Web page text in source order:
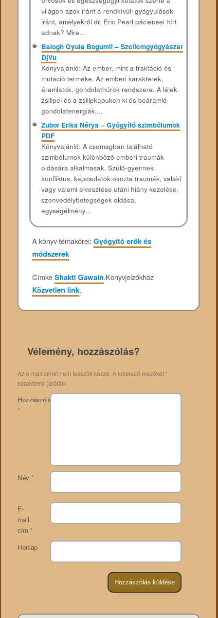
világon azok iránt a rendkívüli gyógyulások
iránt, amelyekről dr. Eric Pearl páciensei hírt
adnak? Mire...
Balogh Gyula Bogumil – Szellemgyógyászat
DjVu
Könyvajánló: Az ember, mint a fraktáció és
mutáció terméke. Az emberi karakterek,
áramlatok, gondolathúrok rendszere. A lélek
zsilipei és a zsilipkapukon ki és beáramló
gondolatenergiák....
Zubor Erika Nérya – Gyógyító szimbólumok
PDF
Könyvajánló: A csomagban található
szimbólumok különböző emberi traumák
oldására alkalmasak. Szülő-gyermek
konfliktus, kapcsolatok okozta traumák, valaki
vagy valami elvesztése utáni hiány kezelése,
szenvedélybetegségek oldása,
egységélmény...
A könyv témakörei:Gyógyító erők és
módszerek
CímkeShakti Gawain.Könyvjelzőkhöz
Közvetlen link.
Vélemény, hozzászólás?
Az e-mail címet nem tesszük közzé.A kötelező mezőket*
karakterrel jelöltük
Hozzászólás
*
Név *
E-
mail
cím *
Honlap